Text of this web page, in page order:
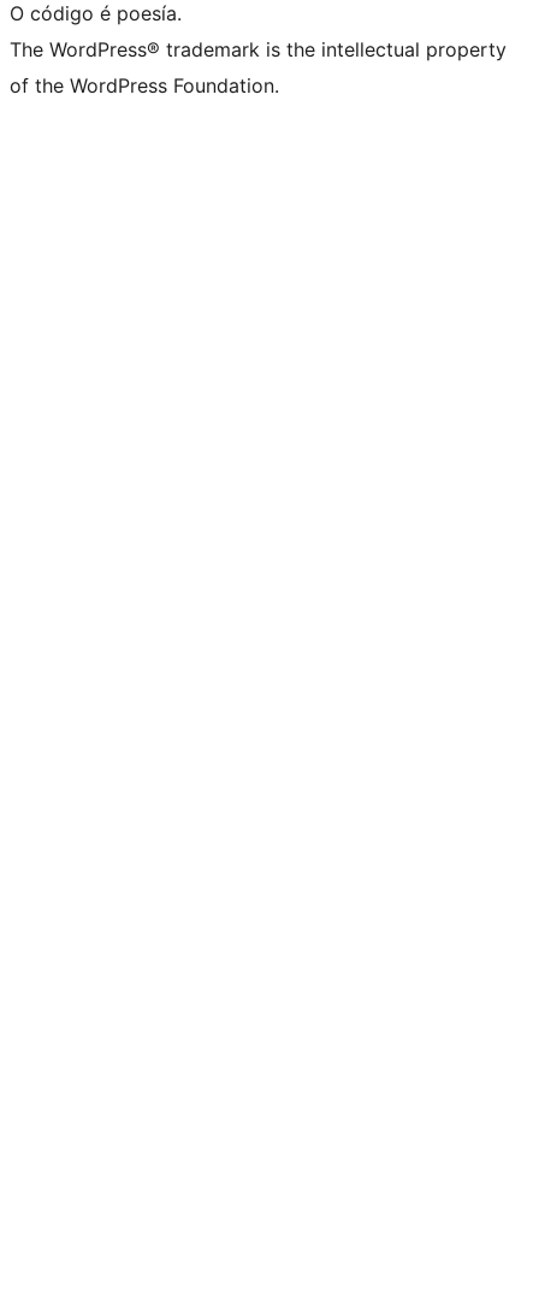
O código é poesía.
The WordPress® trademark is the intellectual property
of the WordPress Foundation.